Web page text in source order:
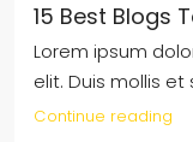
15 Best Blogs
Lorem ipsum
elit. Duis mollis et
Continue reading